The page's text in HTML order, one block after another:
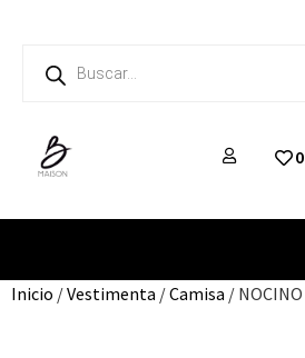
0
Inicio /Vestimenta /Camisa / NOCINO